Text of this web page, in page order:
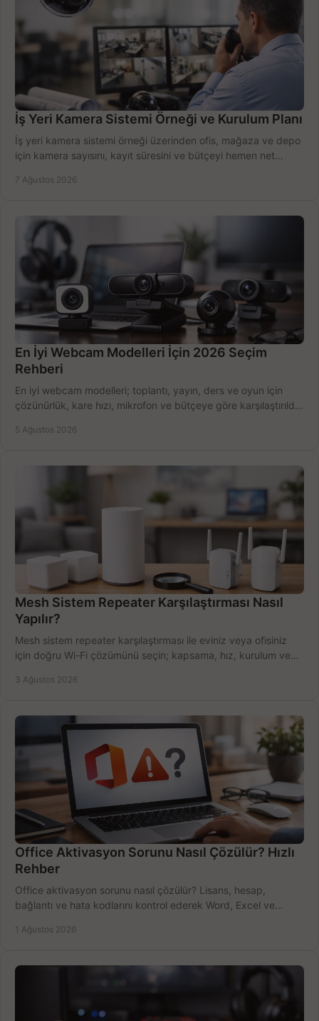
İş Yeri Kamera Sistemi Örneği ve Kurulum Planı
İş yeri kamera sistemi örneği üzerinden ofis, mağaza ve depo
için kamera sayısını, kayıt süresini ve bütçeyi hemen net
7 Ağustos 2026
En İyi Webcam Modelleri İçin 2026 Seçim
Rehberi
En iyi webcam modelleri; toplantı, yayın, ders ve oyun için
çözünürlük, kare hızı, mikrofon ve bütçeye göre karşılaştırıldı.
5 Ağustos 2026
Mesh Sistem Repeater Karşılaştırması Nasıl
Yapılır?
Mesh sistem repeater karşılaştırması ile eviniz veya ofisiniz
için doğru Wi-Fi çözümünü seçin; kapsama, hız, kurulum ve
3 Ağustos 2026
Office Aktivasyon Sorunu Nasıl Çözülür? Hızlı
Rehber
Office aktivasyon sorunu nasıl çözülür? Lisans, hesap,
bağlantı ve hata kodlarını kontrol ederek Word, Excel ve
1 Ağustos 2026